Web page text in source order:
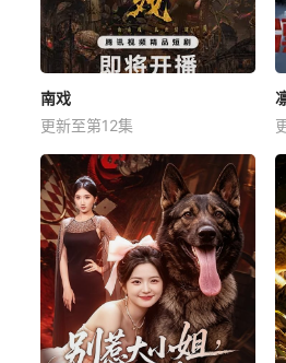
南戏
更新至第12集